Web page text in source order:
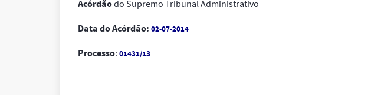
Acórdãodo Supremo Tribunal Administrativo
Data do Acórdão: 02-07-2014
Processo: 01431/13